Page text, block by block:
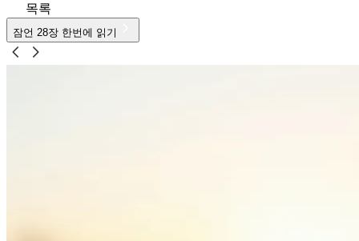
목록
잠언 28장 한번에 읽기